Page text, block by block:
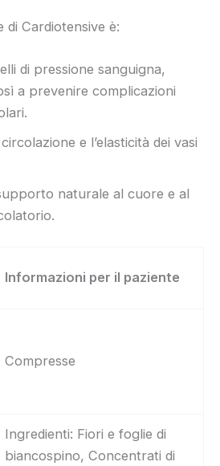
di Cardiotensive è:
di pressione sanguigna,
a prevenire complicazioni
e l’elasticità dei vasi
naturale al cuore e al
Informazioni per il paziente
Compresse
Ingredienti: Fiori e foglie di
biancospino, Concentrati di